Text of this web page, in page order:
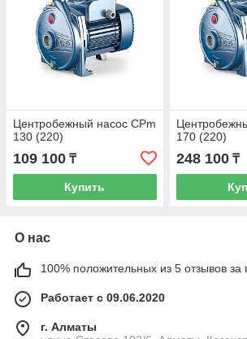
Центробежный насос CPm
130 (220)
109 100 ₸
Купить
170 (220)
248 100₸
О нас
100% положительных из 5 отзывов за
Работает с 09.06.2020
г. Алматы